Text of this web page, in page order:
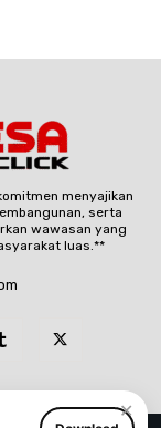
✕
menyajikan
serta
wawasan yang
luas.**